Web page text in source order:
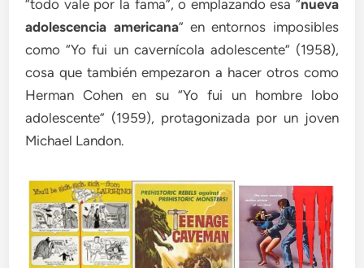
“todo vale por la fama”, o emplazando esa “nueva
adolescencia americana” en entornos imposibles
como “Yo fui un cavernícola adolescente” (1958),
cosa que también empezaron a hacer otros como
Herman Cohen en su “Yo fui un hombre lobo
adolescente” (1959), protagonizada por un joven
Michael Landon.